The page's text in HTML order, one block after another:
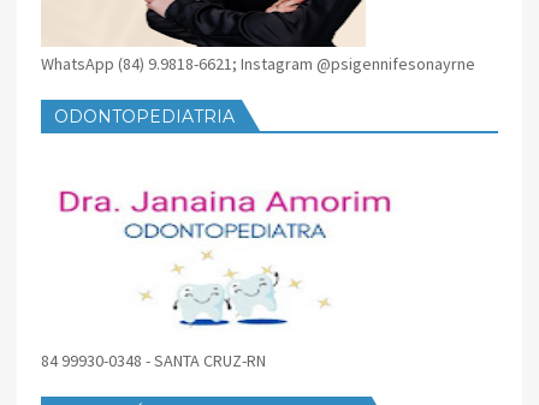
WhatsApp (84) 9.9818-6621; Instagram @psigennifesonayrne
ODONTOPEDIATRIA
84 99930-0348 - SANTA CRUZ-RN